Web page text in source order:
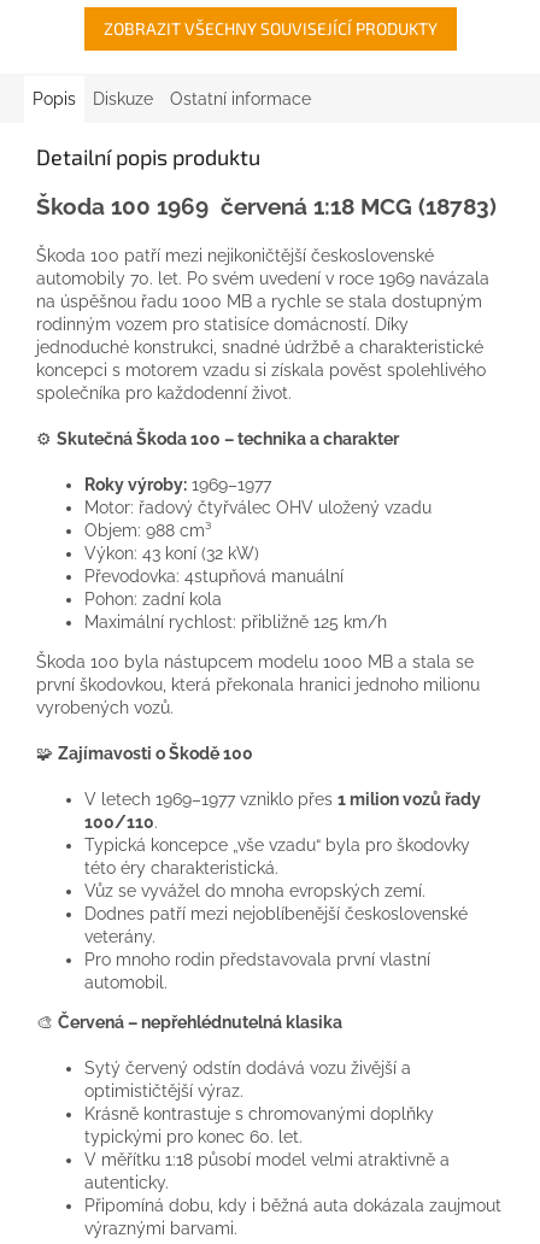
ZOBRAZIT VŠECHNY SOUVISEJÍCÍ PRODUKTY
Popis Diskuze Ostatní informace
Detailní popis produktu
Škoda 100 1969 červená 1:18 MCG (18783)
Škoda 100 patří mezi nejikoničtější československé
automobily 70. let. Po svém uvedení v roce 1969 navázala
na úspěšnou řadu 1000 MB a rychle se stala dostupným
rodinným vozem pro statisíce domácností. Díky
jednoduché konstrukci, snadné údržbě a charakteristické
koncepci s motorem vzadu si získala pověst spolehlivého
společníka pro každodenní život.
⚙️ Skutečná Škoda 100 – technika a charakter
Roky výroby: 1969–1977
Motor: řadový čtyřválec OHV uložený vzadu
Objem: 988 cm³
Výkon: 43 koní (32 kW)
Převodovka: 4stupňová manuální
Pohon: zadní kola
Maximální rychlost: přibližně 125 km/h
Škoda 100 byla nástupcem modelu 1000 MB a stala se
první škodovkou, která překonala hranici jednoho milionu
vyrobených vozů.
🧩 Zajímavosti o Škodě 100
V letech 1969–1977 vzniklo přes 1 milion vozů řady
100/110.
Typická koncepce „vše vzadu“ byla pro škodovky
této éry charakteristická.
Vůz se vyvážel do mnoha evropských zemí.
Dodnes patří mezi nejoblíbenější československé
veterány.
Pro mnoho rodin představovala první vlastní
automobil.
🎨 Červená – nepřehlédnutelná klasika
Sytý červený odstín dodává vozu živější a
optimističtější výraz.
Krásně kontrastuje s chromovanými doplňky
typickými pro konec 60. let.
V měřítku 1:18 působí model velmi atraktivně a
autenticky.
Připomíná dobu, kdy i běžná auta dokázala zaujmout
výraznými barvami.